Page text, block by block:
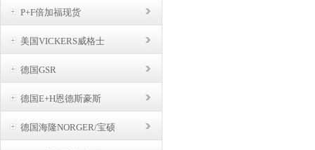
P+F倍加福现货
美国VICKERS威格士
德国GSR
德国E+H恩德斯豪斯
德国海隆NORGER/宝硕